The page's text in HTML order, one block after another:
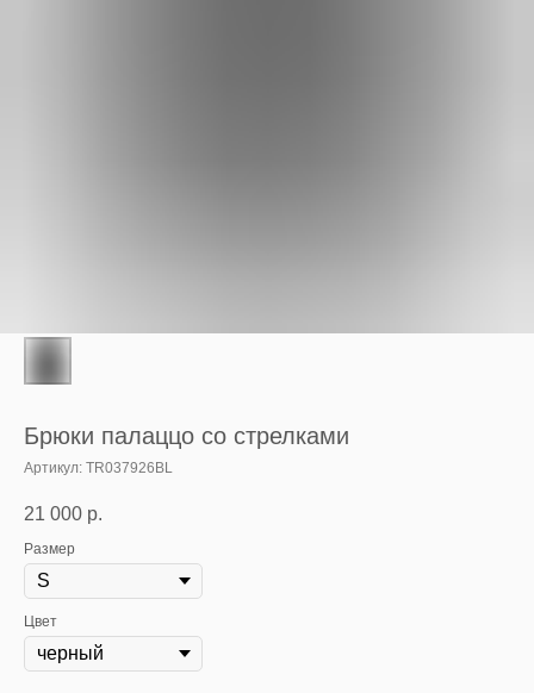
Брюки палаццо со стрелками
Артикул: TR037926BL
21 000 р.
Размер
Цвет